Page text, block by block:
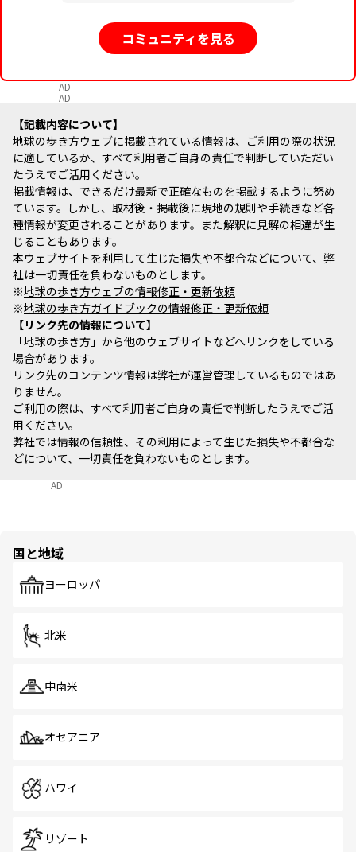
コミュニティを見る
AD
AD
記載内容について
地球の歩き方ウェブに掲載されている情報は、ご利用の際の状況
に適しているか、すべて利用者ご自身の責任で判断していただい
たうえでご活用ください。
掲載情報は、できるだけ最新で正確なものを掲載するように努め
ています。しかし、取材後・掲載後に現地の規則や手続きなど各
種情報が変更されることがあります。また解釈に見解の相違が生
じることもあります。
本ウェブサイトを利用して生じた損失や不都合などについて、弊
社は一切責任を負わないものとします。
※地球の歩き方ウェブの情報修正・更新依頼
※地球の歩き方ガイドブックの情報修正・更新依頼
リンク先の情報について
「地球の歩き方」から他のウェブサイトなどへリンクをしている
場合があります。
リンク先のコンテンツ情報は弊社が運営管理しているものではあ
りません。
ご利用の際は、すべて利用者ご自身の責任で判断したうえでご活
用ください。
弊社では情報の信頼性、その利用によって生じた損失や不都合な
どについて、一切責任を負わないものとします。
AD
国と地域
ヨーロッパ
北米
中南米
オセアニア
ハワイ
リゾート